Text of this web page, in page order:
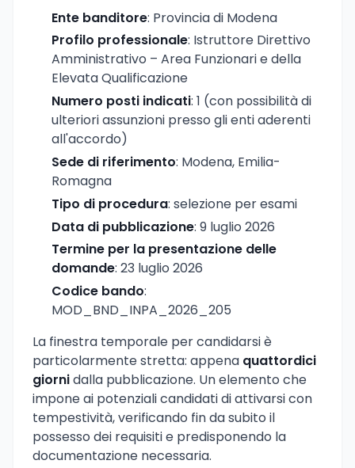
Ente banditore: Provincia di Modena
Profilo professionale: Istruttore Direttivo
Amministrativo – Area Funzionari e della
Elevata Qualificazione
Numero posti indicati: 1 (con possibilità di
ulteriori assunzioni presso gli enti aderenti
all'accordo)
Sede di riferimento: Modena, Emilia-
Romagna
Tipo di procedura: selezione per esami
Data di pubblicazione: 9 luglio 2026
Termine per la presentazione delle
domande: 23 luglio 2026
Codice bando:
MOD_BND_INPA_2026_205
La finestra temporale per candidarsi è
particolarmente stretta: appena quattordici
giornidalla pubblicazione. Un elemento che
impone ai potenziali candidati di attivarsi con
tempestività, verificando fin da subito il
possesso dei requisiti e predisponendo la
documentazione necessaria.